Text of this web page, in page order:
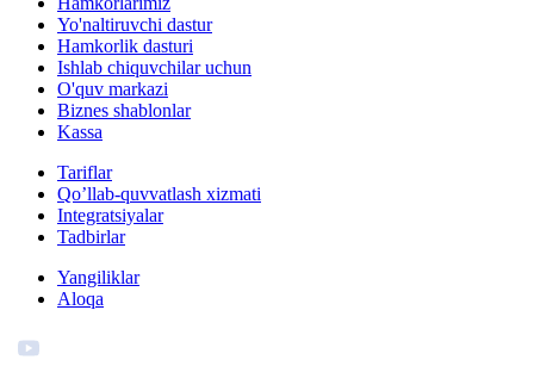
Yo'naltiruvchi dastur
Hamkorlik dasturi
Ishlab chiquvchilar uchun
O'quv markazi
Biznes shablonlar
Kassa
Tariflar
Qo’llab-quvvatlash xizmati
Integratsiyalar
Tadbirlar
Yangiliklar
Aloqa